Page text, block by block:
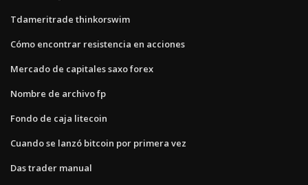
Tdameritrade thinkorswim
Cómo encontrar resistencia en acciones
Mercado de capitales saxo forex
Nombre de archivo fp
Fondo de caja litecoin
Cuando se lanzó bitcoin por primera vez
Das trader manual